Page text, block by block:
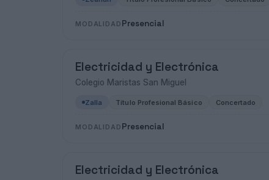
MODALIDAD Presencial
Electricidad y Electrónica
Colegio Maristas San Miguel
Zalla Título Profesional Básico Concertado
MODALIDAD Presencial
Electricidad y Electrónica